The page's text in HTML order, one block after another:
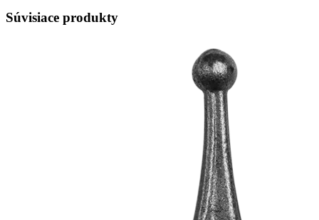
Súvisiace produkty